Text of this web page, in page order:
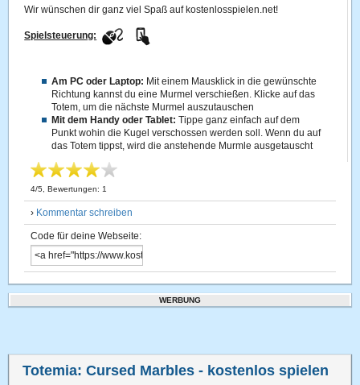
Wir wünschen dir ganz viel Spaß auf kostenlosspielen.net!
Spielsteuerung:
Am PC oder Laptop: Mit einem Mausklick in die gewünschte
Richtung kannst du eine Murmel verschießen. Klicke auf das
Totem, um die nächste Murmel auszutauschen
Mit dem Handy oder Tablet: Tippe ganz einfach auf dem
Punkt wohin die Kugel verschossen werden soll. Wenn du auf
das Totem tippst, wird die anstehende Murmle ausgetauscht
4/5 , Bewertungen: 1
› Kommentar schreiben
Code für deine Webseite:
WERBUNG
Totemia: Cursed Marbles - kostenlos spielen